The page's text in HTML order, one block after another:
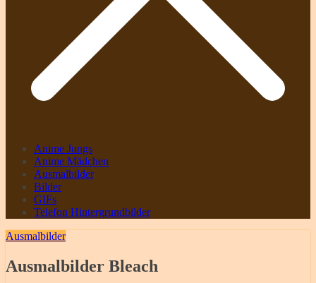
Anime Jungs
Anime Mädchen
Ausmalbilder
Bilder
GIFs
Telefon Hintergrundbilder
Ausmalbilder
Ausmalbilder Bleach